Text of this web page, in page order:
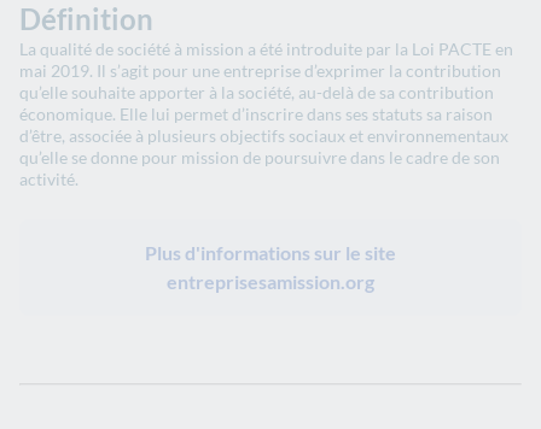
Définition
La qualité de société à mission a été introduite par la Loi PACTE en
mai 2019. Il s’agit pour une entreprise d’exprimer la contribution
qu’elle souhaite apporter à la société, au-delà de sa contribution
économique. Elle lui permet d’inscrire dans ses statuts sa raison
d’être, associée à plusieurs objectifs sociaux et environnementaux
qu’elle se donne pour mission de poursuivre dans le cadre de son
activité.
Plus d'informations sur le site
entreprisesamission.org